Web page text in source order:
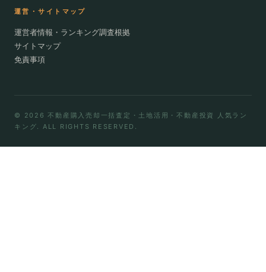
運営・サイトマップ
運営者情報・ランキング調査根拠
サイトマップ
免責事項
© 2026 不動産購入売却一括査定・土地活用・不動産投資 人気ラン
キング. ALL RIGHTS RESERVED.